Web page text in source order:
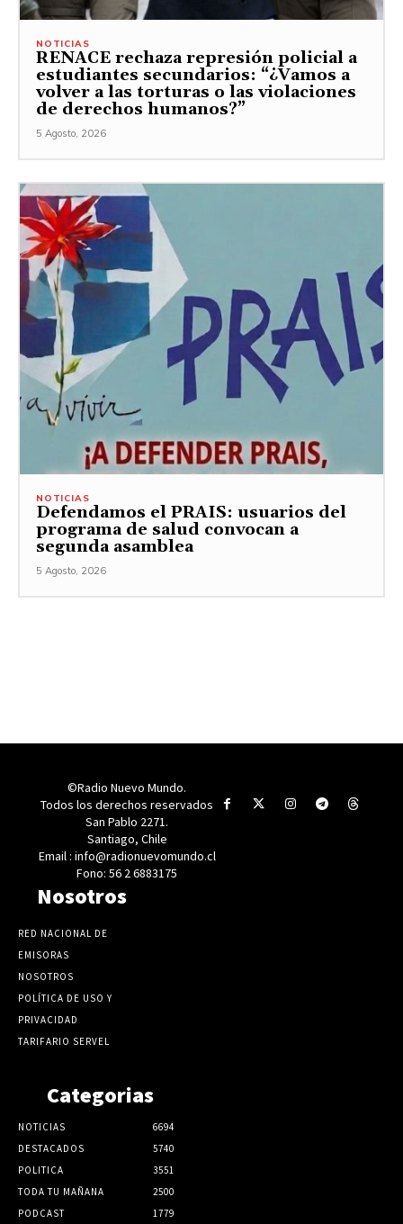
NOTICIAS
RENACE rechaza represión policial a
estudiantes secundarios: “¿Vamos a
volver a las torturas o las violaciones
de derechos humanos?”
5 Agosto, 2026
NOTICIAS
Defendamos el PRAIS: usuarios del
programa de salud convocan a
segunda asamblea
5 Agosto, 2026
©Radio Nuevo Mundo.
Todos los derechos reservados
San Pablo 2271.
Santiago, Chile
Email : info@radionuevomundo.cl
Fono: 56 2 6883175
Nosotros
RED NACIONAL DE
EMISORAS
NOSOTROS
POLÍTICA DE USO Y
PRIVACIDAD
TARIFARIO SERVEL
Categorias
NOTICIAS
6694
DESTACADOS
5740
POLITICA
3551
TODA TU MAÑANA
2500
PODCAST
1779